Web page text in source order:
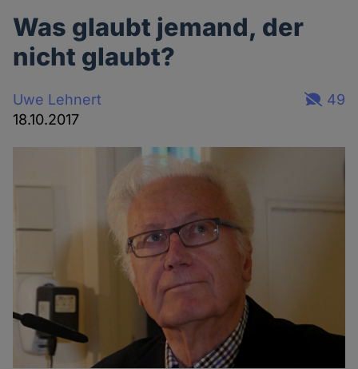
Was glaubt jemand, der
nicht glaubt?
Uwe Lehnert
18.10.2017
49